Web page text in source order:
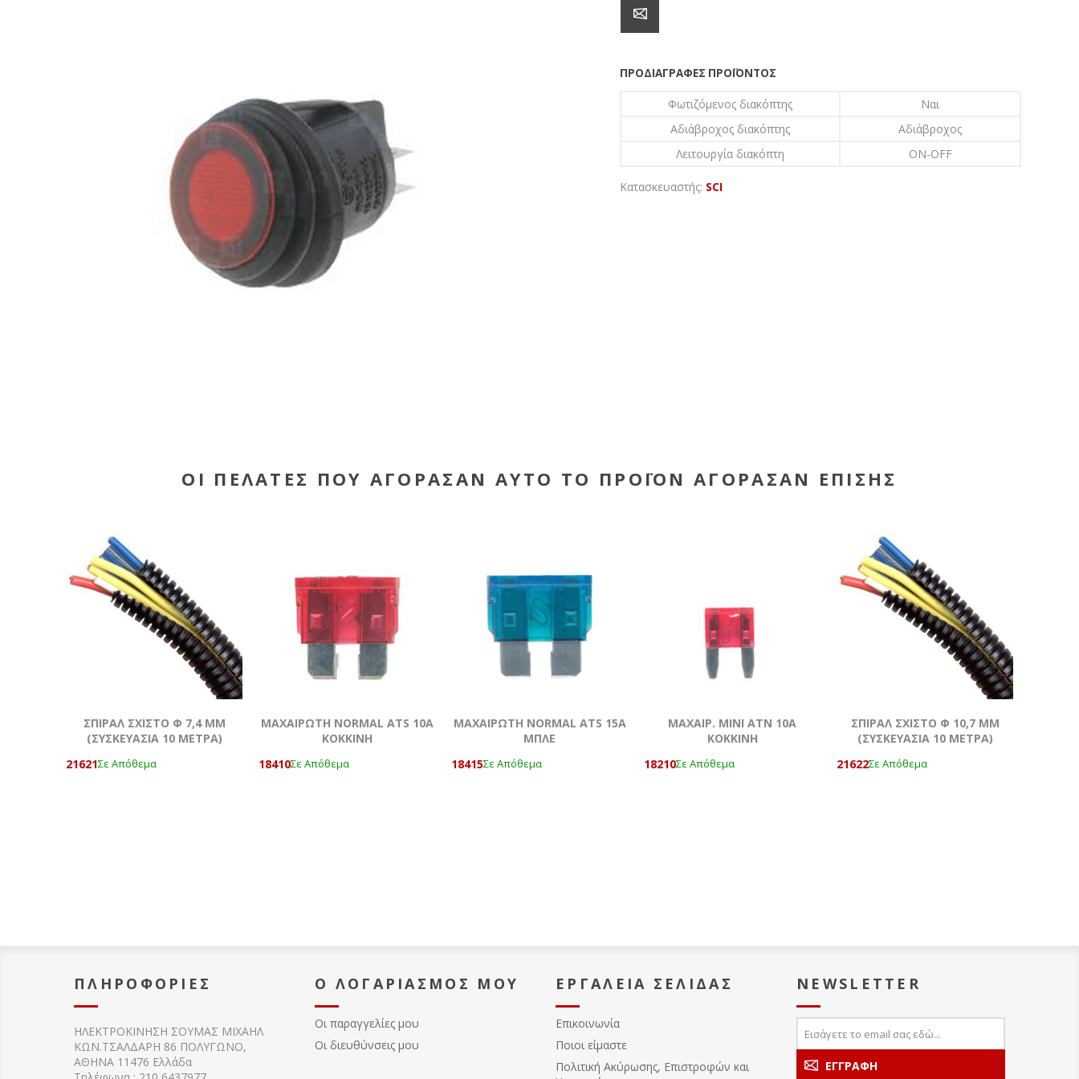
ΠΡΟΔΙΑΓΡΑΦΈΣ ΠΡΟΪΌΝΤΟΣ
Φωτιζόμενος διακόπτης
Ναι
Αδιάβροχος διακόπτης
Αδιάβροχος
Λειτουργία διακόπτη
ON-OFF
Κατασκευαστής: SCI
ΟΙ ΠΕΛΆΤΕΣ ΠΟΥ ΑΓΌΡΑΣΑΝ ΑΥΤΌ ΤΟ ΠΡΟΪΌΝ ΑΓΌΡΑΣΑΝ ΕΠΊΣΗΣ
ΣΠΙΡΑΛ ΣΧΙΣΤΟ Φ 7,4 MM
(ΣΥΣΚΕΥΑΣΙΑ 10 ΜΕΤΡΑ)
21621Σε Απόθεμα
ΜΑΧΑΙΡΩΤΗ NORMAL ATS 10A
KOKKΙΝΗ
18410Σε Απόθεμα
ΜΑΧΑΙΡΩΤΗ NORMAL ATS 15A
ΜΠΛΕ
18415Σε Απόθεμα
ΜΑΧΑΙΡ. ΜΙΝΙ ATN 10Α
ΚΟΚΚΙΝΗ
18210Σε Απόθεμα
ΣΠΙΡΑΛ ΣΧΙΣΤΟ Φ 10,7 MM
(ΣΥΣΚΕΥΑΣΙΑ 10 ΜΕΤΡΑ)
21622Σε Απόθεμα
ΠΛΗΡΟΦΟΡΊΕΣ
ΗΛΕΚΤΡΟΚΙΝΗΣΗ ΣΟΥΜΑΣ MIXAHΛ
ΚΩΝ.ΤΣΑΛΔΑΡΗ 86 ΠΟΛΥΓΩΝΟ,
ΑΘΗΝΑ 11476 Ελλάδα
Ο ΛΟΓΑΡΙΑΣΜΌΣ ΜΟΥ
Οι παραγγελίες μου
Οι διευθύνσεις μου
ΕΡΓΑΛΕΊΑ ΣΕΛΊΔΑΣ
Επικοινωνία
Ποιοι είμαστε
Πολιτική Ακύρωσης, Eπιστροφών και
NEWSLETTER